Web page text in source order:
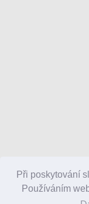
Při poskytování
Používáním